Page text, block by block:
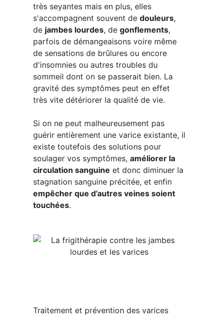
très seyantes mais en plus, elles
s'accompagnent souvent de douleurs,
de jambes lourdes, de gonflements,
parfois de démangeaisons voire même
de sensations de brûlures ou encore
d'insomnies ou autres troubles du
sommeil dont on se passerait bien. La
gravité des symptômes peut en effet
très vite détériorer la qualité de vie.
Si on ne peut malheureusement pas
guérir entièrement une varice existante, il
existe toutefois des solutions pour
soulager vos symptômes, améliorer la
circulation sanguine et donc diminuer la
stagnation sanguine précitée, et enfin
empêcher que d’autres veines soient
touchées.
Traitement et prévention des varices